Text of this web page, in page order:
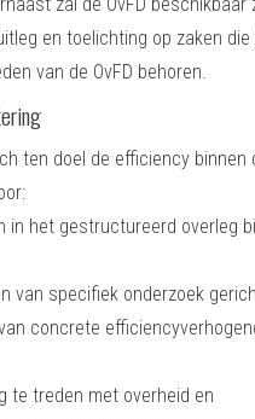
en toelichting op zaken
van de OvFD behoren.
ten doel de efficiency binnen
in het gestructureerd overleg
van specifiek onderzoek
concrete
te treden met overheid en